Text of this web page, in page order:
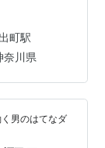
おいてく
緒に食事
約した旨を
年配の夫婦
です。席に
町駅
奈川県
男のはてなダ